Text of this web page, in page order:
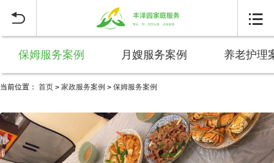
 
保姆服务案例 月嫂服务案例 养老护理
当前位置： 首页 > 家政服务案例 > 保姆服务案例